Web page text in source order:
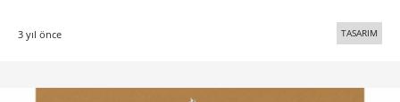
3 yıl önce TASARIM